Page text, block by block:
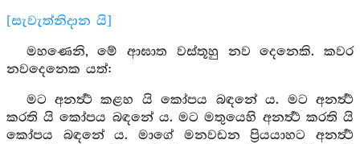
[සැවැත්නිදාන යි]
මහණෙනි, මේ ආඝාත වස්තූහු නව දෙනෙකි. කවර
නවදෙනෙක යත්:
මට අනර්‍ත්‍ථ කළහ යි කෝපය බඳනේ ය. මට අනර්‍ත්‍ථ
කරති යි කෝපය බඳනේ ය. මට මතුයෙහි අනර්‍ත්‍ථ කරති යි
කෝපය බඳනේ ය. මාගේ මනවඩන ප්‍රියයාහට අනර්‍ත්‍ථ